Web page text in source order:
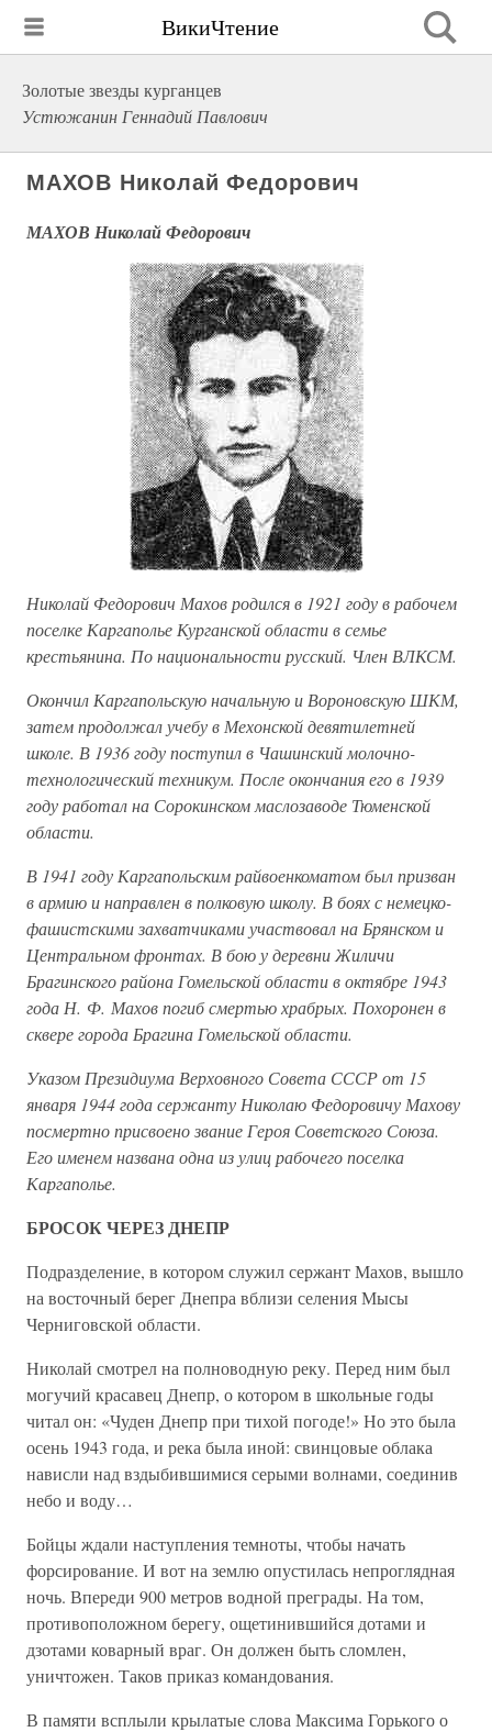
ВикиЧтение
Золотые звезды курганцев
Устюжанин Геннадий Павлович
МАХОВ Николай Федорович
МАХОВ Николай Федорович
Николай Федорович Махов родился в 1921 году в рабочем
поселке Каргаполье Курганской области в семье
крестьянина. По национальности русский. Член ВЛКСМ.
Окончил Каргапольскую начальную и Вороновскую ШКМ,
затем продолжал учебу в Мехонской девятилетней
школе. В 1936 году поступил в Чашинский молочно-
технологический техникум. После окончания его в 1939
году работал на Сорокинском маслозаводе Тюменской
области.
В 1941 году Каргапольским райвоенкоматом был призван
в армию и направлен в полковую школу. В боях с немецко-
фашистскими захватчиками участвовал на Брянском и
Центральном фронтах. В бою у деревни Жиличи
Брагинского района Гомельской области в октябре 1943
года Н. Ф. Махов погиб смертью храбрых. Похоронен в
сквере города Брагина Гомельской области.
Указом Президиума Верховного Совета СССР от 15
января 1944 года сержанту Николаю Федоровичу Махову
посмертно присвоено звание Героя Советского Союза.
Его именем названа одна из улиц рабочего поселка
Каргаполье.
БРОСОК ЧЕРЕЗ ДНЕПР
Подразделение, в котором служил сержант Махов, вышло
на восточный берег Днепра вблизи селения Мысы
Черниговской области.
Николай смотрел на полноводную реку. Перед ним был
могучий красавец Днепр, о котором в школьные годы
читал он: «Чуден Днепр при тихой погоде!» Но это была
осень 1943 года, и река была иной: свинцовые облака
нависли над вздыбившимися серыми волнами, соединив
небо и воду…
Бойцы ждали наступления темноты, чтобы начать
форсирование. И вот на землю опустилась непроглядная
ночь. Впереди 900 метров водной преграды. На том,
противоположном берегу, ощетинившийся дотами и
дзотами коварный враг. Он должен быть сломлен,
уничтожен. Таков приказ командования.
В памяти всплыли крылатые слова Максима Горького о